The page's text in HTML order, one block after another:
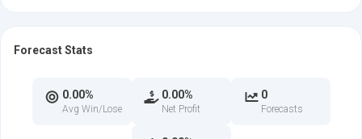
Forecast Stats
0.00%
Avg Win/Lose
0.00%
Net Profit
0
Forecasts